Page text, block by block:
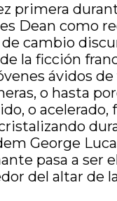
primera
Dean como
cambio
la ficción
ávidos
o hasta
o
George
pasa a ser
del altar de